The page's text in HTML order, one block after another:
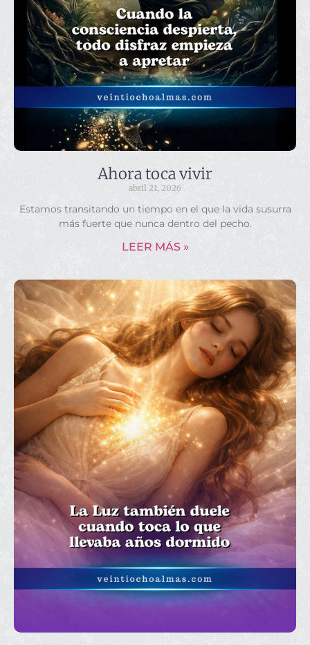
Ahora toca vivir
abril 21, 2026
Estamos transitando un tiempo en el que la vida susurra
más fuerte que nunca dentro del pecho.
LEER MÁS »